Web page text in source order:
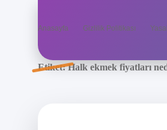
Anasayfa Gizlilik Politikası
Etiket:Halk ekmek fiyatları